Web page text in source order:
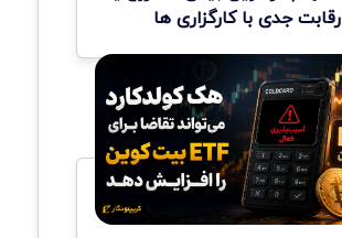
رقابت جدی با کارگزاری ها